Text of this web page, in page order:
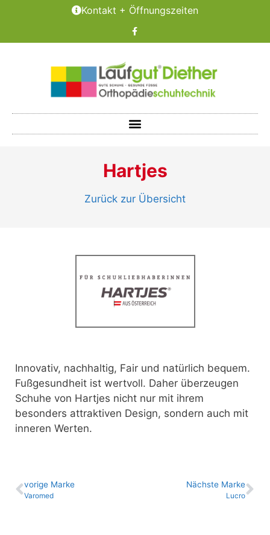
Kontakt + Öffnungszeiten
Hartjes
Zurück zur Übersicht
Innovativ, nachhaltig, Fair und natürlich bequem.
Fußgesundheit ist wertvoll. Daher überzeugen
Schuhe von Hartjes nicht nur mit ihrem
besonders attraktiven Design, sondern auch mit
inneren Werten.
vo­ri­ge Marke
Varomed
Nächste Marke
Lucro